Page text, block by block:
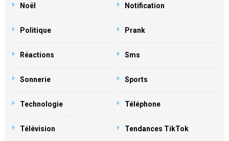
Noël Notification
Politique Prank
Réactions Sms
Sonnerie Sports
Technologie Téléphone
Télévision Tendances TikTok